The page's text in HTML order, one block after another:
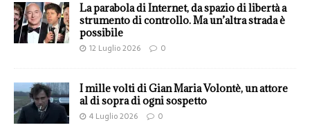
La parabola di Internet, da spazio di libertà a
strumento di controllo. Ma un’altra strada è
possibile
12 Luglio 2026 0
I mille volti di Gian Maria Volontè, un attore
al di sopra di ogni sospetto
4 Luglio 2026 0